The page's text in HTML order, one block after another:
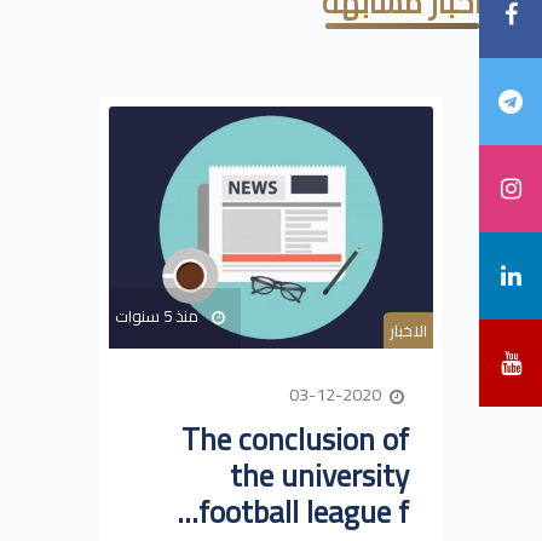
الاخبار منذ 5 سنوات
The conclusion of
the university
football league f...